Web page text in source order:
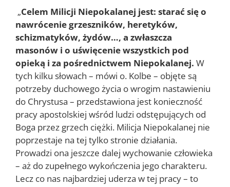
„Celem Milicji Niepokalanej jest: starać się o
nawrócenie grzeszników, heretyków,
schizmatyków, żydów…, a zwłaszcza
masonów i o uświęcenie wszystkich pod
opieką i za pośrednictwem Niepokalanej. W
tych kilku słowach – mówi o. Kolbe – objęte są
potrzeby duchowego życia o wrogim nastawieniu
do Chrystusa – przedstawiona jest konieczność
pracy apostolskiej wśród ludzi odstępujących od
Boga przez grzech ciężki. Milicja Niepokalanej nie
poprzestaje na tej tylko stronie działania.
Prowadzi ona jeszcze dalej wychowanie człowieka
– aż do zupełnego wykończenia jego charakteru.
Lecz co nas najbardziej uderza w tej pracy – to